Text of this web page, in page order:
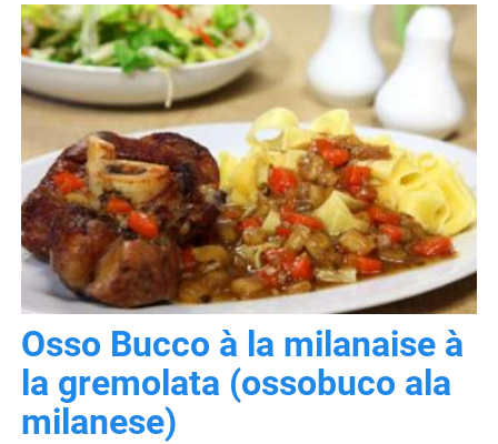
Osso Bucco à la milanaise à
la gremolata (ossobuco ala
milanese)